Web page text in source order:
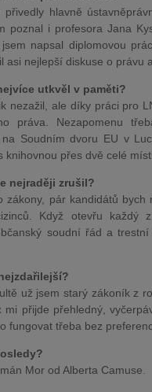
hlavně
poznal i profesora Jana
jsem napsal diplomovou
asi nejlepší diskuse o právu
utkvěl v paměti?
nezažil, ale díky práci pro
práva. Nezapomenu
Soudním dvoru EU v
přes dvě celé
nejraději zrušil?
zákony, pár kandidátů
Když otevřu každý
soudní řád a
už jsem starý zákoník z
přijde přehledný,
fungovat třeba bez
Mor od Alberta Camuse.